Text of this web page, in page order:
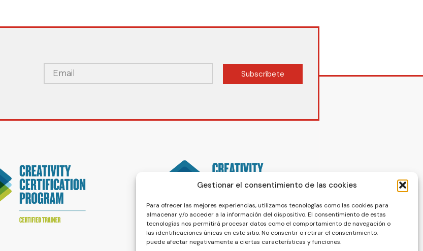
Gestionar el consentimiento de las cookies
Para ofrecer las mejores experiencias, utilizamos tecnologías como las cookies para
almacenar y/o acceder a la información del dispositivo. El consentimiento de estas
tecnologías nos permitirá procesar datos como el comportamiento de navegación o
las identificaciones únicas en este sitio. No consentir o retirar el consentimiento,
puede afectar negativamente a ciertas características y funciones.
Subscríbete